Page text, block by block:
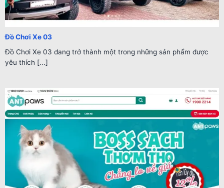
Đồ Chơi Xe 03
Đồ Chơi Xe 03 đang trở thành một trong những sản phẩm được
yêu thích [...]